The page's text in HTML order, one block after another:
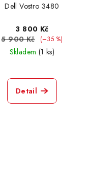
Dell Vostro 3480
3 800 Kč
5 900 Kč
(–35 %)
Skladem (1 ks)
Detail